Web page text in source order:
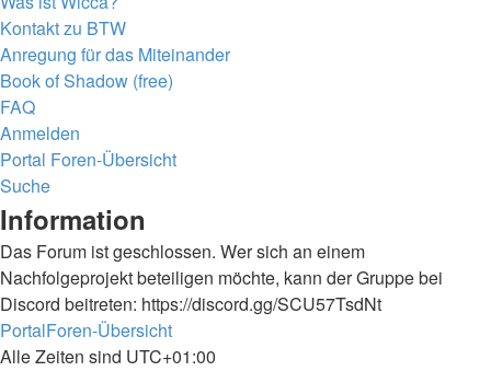
Kontakt zu BTW
Anregung für das Miteinander
Book of Shadow (free)
FAQ
Anmelden
Portal Foren-Übersicht
Suche
Information
Das Forum ist geschlossen. Wer sich an einem
Nachfolgeprojekt beteiligen möchte, kann der Gruppe bei
Discord beitreten: https://discord.gg/SCU57TsdNt
PortalForen-Übersicht
Alle Zeiten sind UTC+01:00